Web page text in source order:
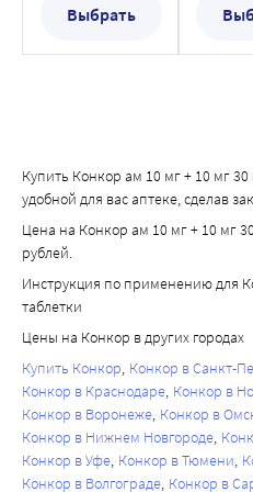
аланинаминотрансферазы
Обычно эти явления носят
Средства для проведения
риск развития
проведения импульса и к
Нестероидные
(НПВП) могут снижать
бисопролола.
адреномиметиками
обоих препаратов.
Сочетание бисопролола с
влияющими на бета- и
(например, норэпинефрин,
вазоконстрикторные
возникающих с участием
(ОПСС) снижается. Снижение
Выбрать
Купить Конкор ам 10 мг + 10 мг
удобной для вас аптеке, сделав
Цена на Конкор ам 10 мг + 10 мг
рублей.
Инструкция по применению для
таблетки
Цены на Конкор в других городах
Купить Конкор Конкор в Санкт-
Конкор в Краснодаре Конкор в
Конкор в Воронеже Конкор в
Конкор в Нижнем Новгороде
Конкор в Уфе Конкор в Тюмени
Конкор в Волгограде Конкор в